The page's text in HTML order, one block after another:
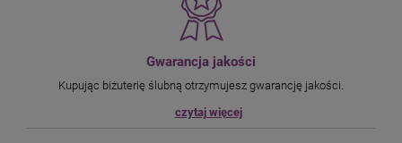
Gwarancja jakości
Kupując biżuterię ślubną otrzymujesz gwarancję jakości.
czytaj więcej